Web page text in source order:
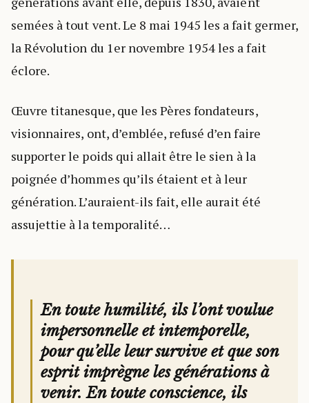
semées à tout vent. Le 8 mai 1945 les a fait germer,
la Révolution du 1er novembre 1954 les a fait
éclore.
Œuvre titanesque, que les Pères fondateurs,
visionnaires, ont, d’emblée, refusé d’en faire
supporter le poids qui allait être le sien à la
poignée d’hommes qu’ils étaient et à leur
génération. L’auraient-ils fait, elle aurait été
assujettie à la temporalité…
En toute humilité, ils l’ont voulue
impersonnelle et intemporelle,
pour qu’elle leur survive et que son
esprit imprègne les générations à
venir. En toute conscience, ils